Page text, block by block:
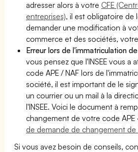
adresser alors à votre CFE
entreprises), il est obligatoire de
demander une modification à
commerce et des sociétés,
Erreur lors de l'immatriculation
vous pensez que l'INSEE vous a
code APE / NAF lors de
société, il est important de le
un courrier ou un mail à la
l'INSEE. Voici le document à
changement de votre code
de demande de changement de
Si vous avez besoin de conseils,